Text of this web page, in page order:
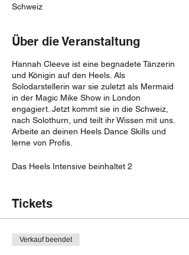
Schweiz
Über die Veranstaltung
Hannah Cleeve ist eine begnadete Tänzerin
und Königin auf den Heels. Als
Solodarstellerin war sie zuletzt als Mermaid
in der Magic Mike Show in London
engagiert. Jetzt kommt sie in die Schweiz,
nach Solothurn, und teilt ihr Wissen mit uns.
Arbeite an deinen Heels Dance Skills und
lerne von Profis.
Das Heels Intensive beinhaltet 2
Beim ersten Workshop am Samstag liegt
deiner Technik feilen willst.
Beim zweiten Workshop am Sonntag liegt
Tickets
Verkauf beendet